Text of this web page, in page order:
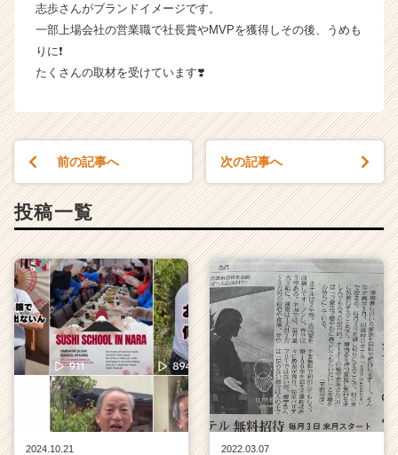
ー・
成
企
か
ウ
く
就
活
サ
イ
ト
チ
ア
キ
ャ
志歩さんがブランドイメージです。
一部上場会社の営業職で社長賞やMVPを獲得しその後、うめも
りに❗️
たくさんの取材を受けています❣️
前の記事へ 次の記事へ
投稿一覧
2024.10.21
2022.03.07